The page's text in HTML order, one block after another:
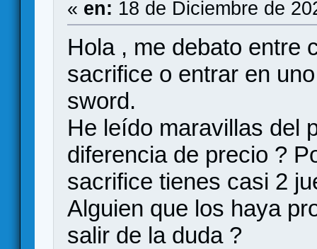
« en: 18 de Diciembre de
Hola , me debato entre
sacrifice o entrar en
sword.
He leído maravillas del
diferencia de precio ?
sacrifice tienes casi 2
Alguien que los haya
salir de la duda ?